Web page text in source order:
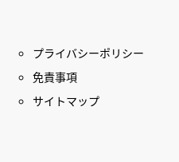
プライバシーポリシー
免責事項
サイトマップ